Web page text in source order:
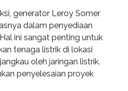
generator Leroy Somer
dalam penyediaan
ini sangat penting untuk
tenaga listrik di lokasi
oleh jaringan listrik.
penyelesaian proyek